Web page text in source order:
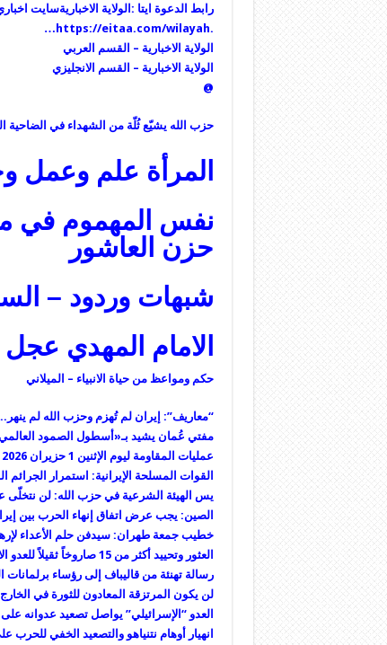
رابط الدعوة ايتا :الولاية الاخباريةسايت
.
https://eitaa.com/wilayah
…
الولاية الاخبارية – القسم العربي
الولاية الاخبارية – القسم الانجليزي
@
حزب الله يشيّع ثُلّة من الشهداء في الضاحية
المرأة علم وعمل
نفس المهموم في
حزن العاشور
شبهات وردود –
الامام المهدي
حكم ومواعظ من حياة الانبياء – الميلاني
“معاريف”: إيران لم تُهزم وحزب الله لم
مفتي عُمان يشيد بـ«أسطول الصمود
عمليات المقاومة ليوم الإثنين 1 حزيران 2026
القوات المسلحة الإيرانية: استمرار الجرائم
يس الهيئة الشرعية في حزب الله: لن نتخلّى
الصين: يجب عرض اتفاق إنهاء الحرب بين
خطيب جمعة طهران: سیدفن حلم الأعداء
العثور وتحييد أكثر من 15 صاروخاً ثقيلاً للعدو الامريكي الصهيوني
رسالة تهنئة من قاليباف إلى رؤساء برلمانات
لن يكون المرتزقة المعادون للثورة في
العدو “الإسرائيلي” يواصل تصعيد عدوانه
انهيار أوهام نتنياهو والتصعيد الخفي للحرب